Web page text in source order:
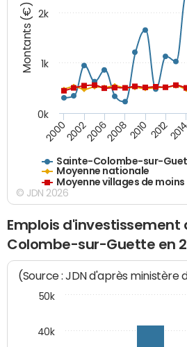
Montants (€)
Sainte-Colombe-sur-
Moyenne nationale
Moyenne villages de
20002002200620082010 20122014
0k
1k
2k
© JDN 2026
Emplois d'investissement
Colombe-sur-Guette en
(Source : JDN d'après ministère
40k
50k